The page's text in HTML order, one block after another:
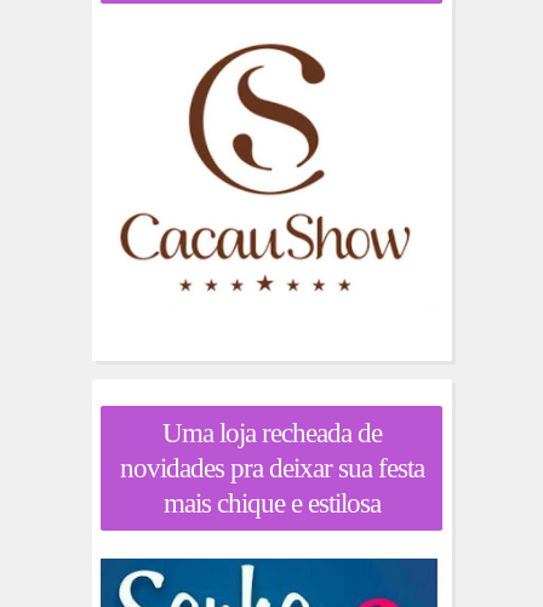
Uma loja recheada de
novidades pra deixar sua festa
mais chique e estilosa